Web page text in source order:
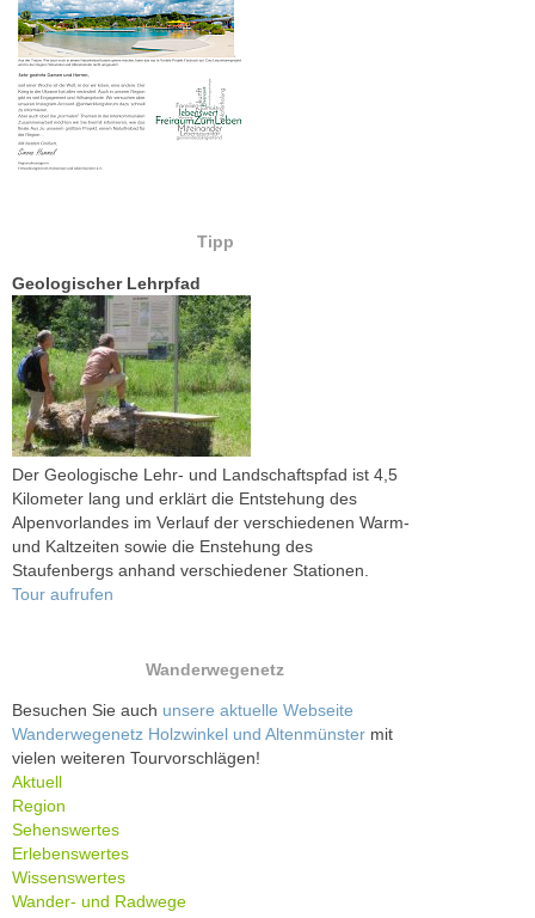
Tipp
Geologischer Lehrpfad
Der Geologische Lehr- und Landschaftspfad ist 4,5
Kilometer lang und erklärt die Entstehung des
Alpenvorlandes im Verlauf der verschiedenen Warm-
und Kaltzeiten sowie die Enstehung des
Staufenbergs anhand verschiedener Stationen.
Tour aufrufen
Wanderwegenetz
Besuchen Sie auch unsere aktuelle Webseite
Wanderwegenetz Holzwinkel und Altenmünster mit
vielen weiteren Tourvorschlägen!
Aktuell
Region
Sehenswertes
Erlebenswertes
Wissenswertes
Wander- und Radwege